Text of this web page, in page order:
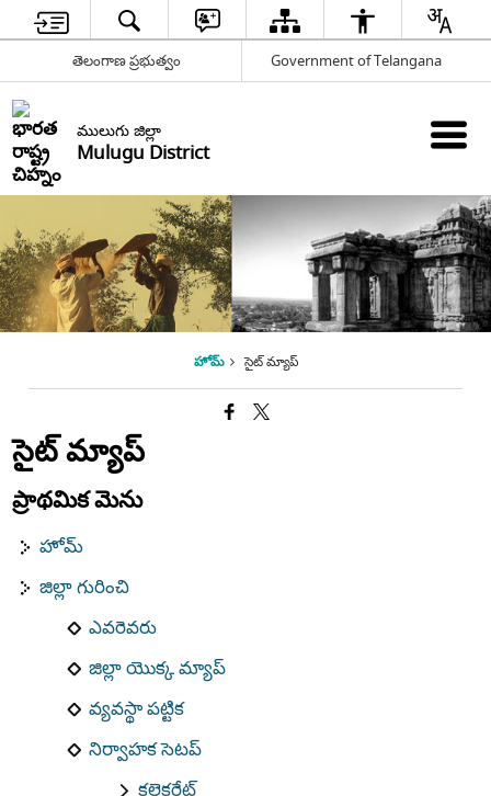
తెలంగాణ ప్రభుత్వం Government of Telangana
ములుగు జిల్లా
Mulugu District
హోమ్ సైట్ మ్యాప్
సైట్ మ్యాప్
ప్రాథమిక మెను
హోమ్
జిల్లా గురించి
ఎవరెవరు
జిల్లా యొక్క మ్యాప్
వ్యవస్థా పట్టిక
నిర్వాహక సెటప్
కలెక్టరేట్